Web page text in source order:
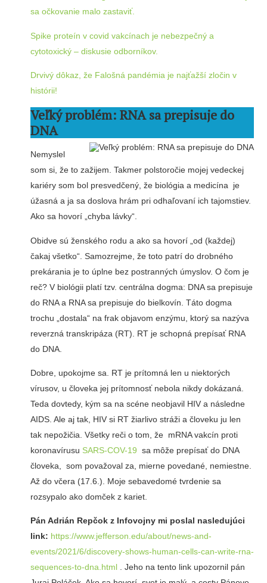
sa očkovanie malo zastaviť.
Spike proteín v covid vakcínach je nebezpečný a
cytotoxický – diskusie odborníkov.
Drvivý dôkaz, že Falošná pandémia je najťažší zločin v
histórii!
Veľký problém: RNA sa prepisuje do
DNA
Nemyslel
som si, že to zažijem. Takmer polstoročie mojej vedeckej
kariéry som bol presvedčený, že biológia a medicína je
úžasná a ja sa doslova hrám pri odhaľovaní ich tajomstiev.
Ako sa hovorí „chyba lávky“.
Obidve sú ženského rodu a ako sa hovorí „od (každej)
čakaj všetko“. Samozrejme, že toto patrí do drobného
prekárania je to úplne bez postranných úmyslov. O čom je
reč? V biológii platí tzv. centrálna dogma: DNA sa prepisuje
do RNA a RNA sa prepisuje do bielkovín. Táto dogma
trochu „dostala“ na frak objavom enzýmu, ktorý sa nazýva
reverzná transkripáza (RT). RT je schopná prepísať RNA
do DNA.
Dobre, upokojme sa. RT je prítomná len u niektorých
vírusov, u človeka jej prítomnosť nebola nikdy dokázaná.
Teda dovtedy, kým sa na scéne neobjavil HIV a následne
AIDS. Ale aj tak, HIV si RT žiarlivo stráži a človeku ju len
tak nepožičia. Všetky reči o tom, že mRNA vakcín proti
koronavírusu SARS-COV-19 sa môže prepísať do DNA
človeka, som považoval za, mierne povedané, nemiestne.
Až do včera (17.6.). Moje sebavedomé tvrdenie sa
rozsypalo ako domček z kariet.
Pán Adrián Repčok z Infovojny mi poslal nasledujúci
link: https://www.jefferson.edu/about/news-and-
events/2021/6/discovery-shows-human-cells-can-write-rna-
sequences-to-dna.html. Jeho na tento link upozornil pán